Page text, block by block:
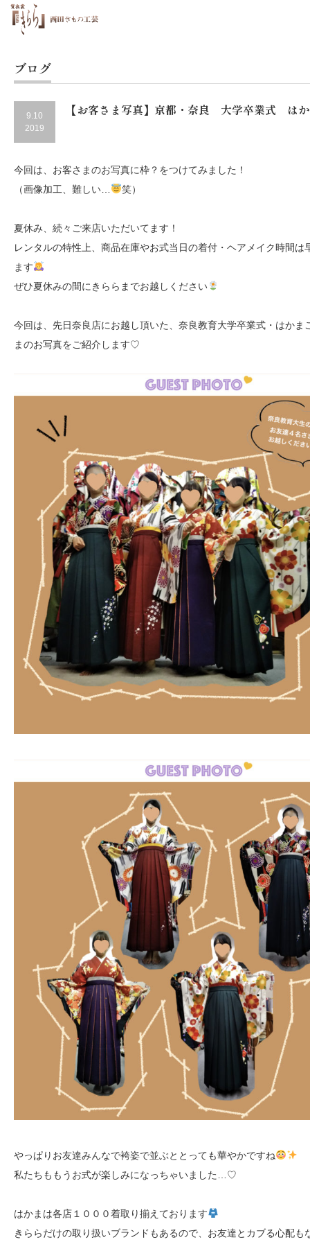
ブログ
9.10
2019
【お客さま写真】京都・奈良 大学卒業式 は
今回は、お客さまのお写真に枠？をつけてみました！
（画像加工、難しい…
笑）
夏休み、続々ご来店いただいてます！
レンタルの特性上、商品在庫やお式当日の着付・ヘアメイク時間は
ます
ぜひ夏休みの間にきららまでお越しください
今回は、先日奈良店にお越し頂いた、奈良教育大学卒業式・はかま
まのお写真をご紹介します♡
やっぱりお友達みんなで袴姿で並ぶととっても華やかですね
私たちももうお式が楽しみになっちゃいました…♡
はかまは各店１０００着取り揃えております
きららだけの取り扱いブランドもあるので、お友達とカブる心配も